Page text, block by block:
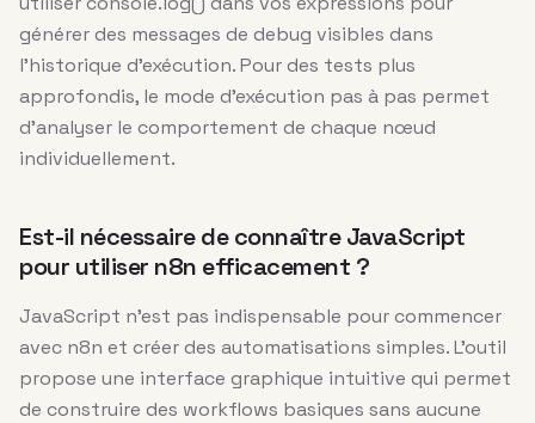
générer des messages de debug visibles dans
l’historique d’exécution. Pour des tests plus
approfondis, le mode d’exécution pas à pas permet
d’analyser le comportement de chaque nœud
individuellement.
Est-il nécessaire de connaître JavaScript
pour utiliser n8n efficacement ?
JavaScript n’est pas indispensable pour commencer
avec n8n et créer des automatisations simples. L’outil
propose une interface graphique intuitive qui permet
de construire des workflows basiques sans aucune